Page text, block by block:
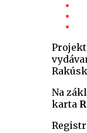
Projekt
Na
karta